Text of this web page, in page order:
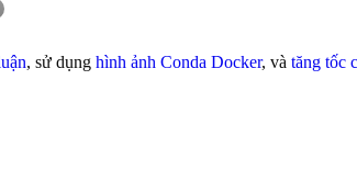
, sử dụng hình ảnh Conda Docker, và tăng tốc